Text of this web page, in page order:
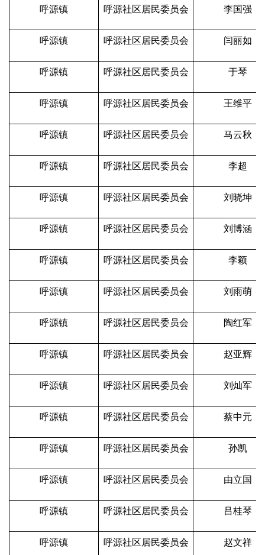
呼源镇 呼源社区居民委员会 李国强
呼源镇 呼源社区居民委员会 闫丽如
呼源镇 呼源社区居民委员会 于琴
呼源镇 呼源社区居民委员会 王维平
呼源镇 呼源社区居民委员会 马云秋
呼源镇 呼源社区居民委员会 李超
呼源镇 呼源社区居民委员会 刘晓坤
呼源镇 呼源社区居民委员会 刘博涵
呼源镇 呼源社区居民委员会 李颖
呼源镇 呼源社区居民委员会 刘雨萌
呼源镇 呼源社区居民委员会 陶红军
呼源镇 呼源社区居民委员会 赵亚辉
呼源镇 呼源社区居民委员会 刘灿军
呼源镇 呼源社区居民委员会 蔡中元
呼源镇 呼源社区居民委员会 孙凯
呼源镇 呼源社区居民委员会 由立国
呼源镇 呼源社区居民委员会 吕桂琴
呼源镇 呼源社区居民委员会 赵文祥